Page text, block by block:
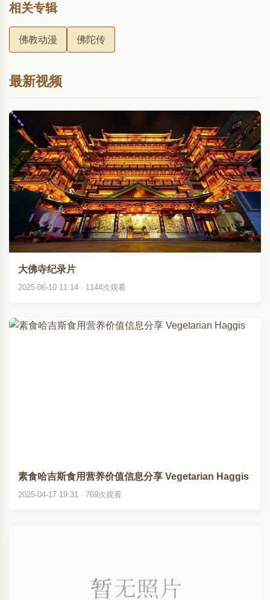
相关专辑
佛教动漫 佛陀传
最新视频
大佛寺纪录片
2025-06-10 11:14 · 1144次观看
素食哈吉斯食用营养价值信息分享 Vegetarian Haggis
2025-04-17 19:31 · 769次观看